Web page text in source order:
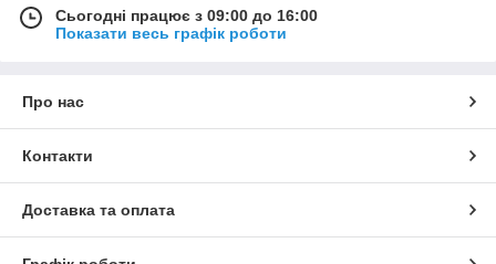
Сьогодні працює з 09:00 до 16:00
Показати весь графік роботи
Про нас
Контакти
Доставка та оплата